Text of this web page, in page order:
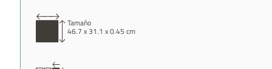
Tamaño
46.7 x 31.1 x 0.45 cm